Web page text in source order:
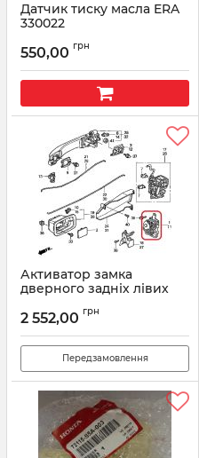
Датчик тиску масла ERA
330022
550,00 грн
Активатор замка
дверного задніх лівих
003
Артикул: 72155S5A003
2 552,00 грн
Передзамовлення